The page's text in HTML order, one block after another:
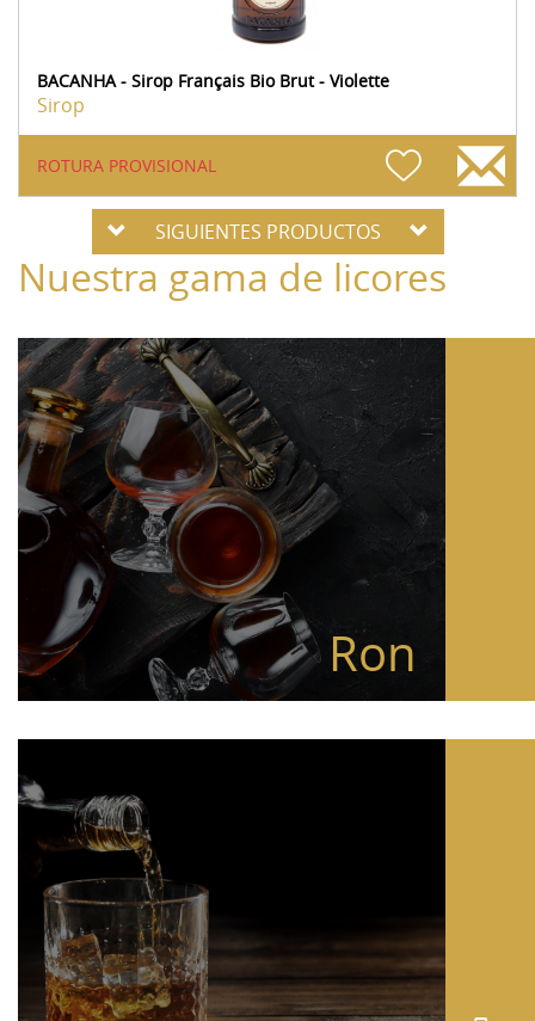
BACANHA - Sirop Français Bio Brut - Violette
Sirop
ROTURA PROVISIONAL
SIGUIENTES PRODUCTOS
Nuestra gama de licores
Ron